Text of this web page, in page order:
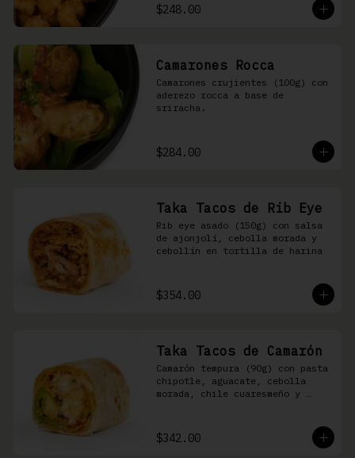
$248.00
Camarones Rocca
Camarones crujientes (100g) con
aderezo rocca a base de
sriracha.
$284.00
Taka Tacos de Rib Eye
Rib eye asado (150g) con salsa
de ajonjolí, cebolla morada y
cebollín en tortilla de harina
$354.00
Taka Tacos de Camarón
Camarón tempura (90g) con pasta
chipotle, aguacate, cebolla
morada, chile cuaresmeño y
$342.00